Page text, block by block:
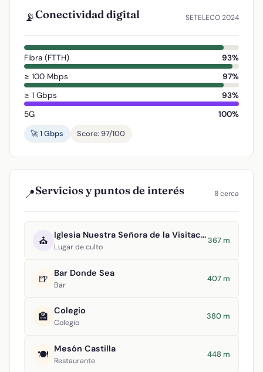
📡Conectividad digital SETELECO 2024
Fibra (FTTH)
93%
≥ 100 Mbps
97%
≥ 1 Gbps
93%
5G
100%
🚀 1 Gbps
Score: 97/100
📍Servicios y puntos de interés 8 cerca
⛪ Iglesia Nuestra Señora de la Visitación
Lugar de culto
367 m
🍺 Bar Donde Sea
Bar
407 m
🏫 Colegio
Colegio
380 m
🍽️ Mesón Castilla
Restaurante
448 m